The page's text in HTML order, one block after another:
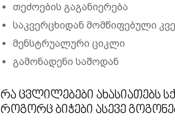
თეძოების გაგანიერება
საკვერცხიდან მომწიფებული
მენსტრუალური ციკლი
გამონადენი საშოდან
რა ცვლილებები ახასიათებს
როგორც ბიჭები ასევე